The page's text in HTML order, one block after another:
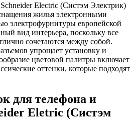
Electric (Систэм Электрик)
жилья электронными
электрофурнитуры европейской
вид интерьера, поскольку все
сочетаются между собой.
упрощает установку и
цветовой палитры включает
оттенки, которые подходят
для телефона и
Eletric (Систэм